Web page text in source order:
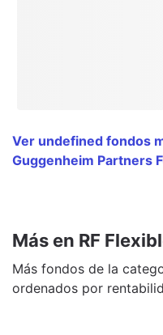
Ver undefined fondos
Guggenheim Partners
Más en RF
Más fondos de la
ordenados por